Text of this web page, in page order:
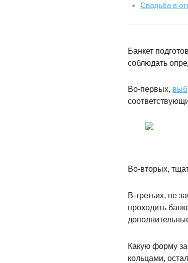
Свадьба в
Банкет
соблюдать
Во-первых,
Во-вторых,
В-третьих, не
проходить
Какую форму
кольцами,